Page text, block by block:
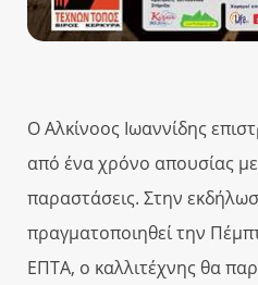
Ο Αλκίνοος Ιωαννίδης
από ένα χρόνο απουσίας με
παραστάσεις. Στην
πραγματοποιηθεί την
ΕΠΤΑ, ο καλλιτέχνης θα